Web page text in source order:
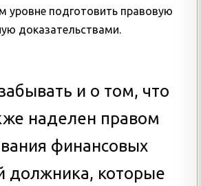
уровне подготовить правовую
доказательствами.
и о том, что
наделен правом
финансовых
должника, которые